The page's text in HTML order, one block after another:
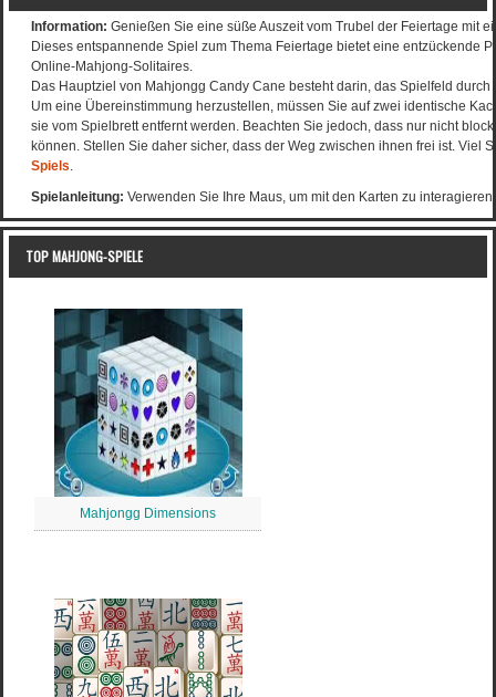
Information: Genießen Sie eine süße Auszeit vom Trubel der Feiertage mit
Dieses entspannende Spiel zum Thema Feiertage bietet eine entzückende
Online-Mahjong-Solitaires.
Das Hauptziel von Mahjongg Candy Cane besteht darin, das Spielfeld
Um eine Übereinstimmung herzustellen, müssen Sie auf zwei identische
sie vom Spielbrett entfernt werden. Beachten Sie jedoch, dass nur nicht
können. Stellen Sie daher sicher, dass der Weg zwischen ihnen frei ist. Viel
Spiels.
Spielanleitung: Verwenden Sie Ihre Maus, um mit den Karten zu interagieren.
TOP MAHJONG-SPIELE
Mahjongg Dimensions